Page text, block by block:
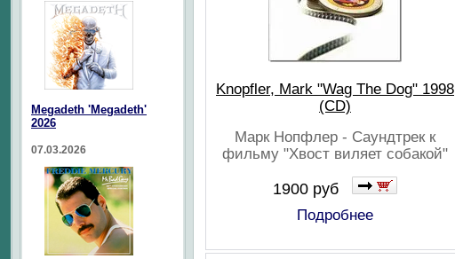
Knopfler, Mark "Wag The Dog" 1998
(CD)
Марк Нопфлер - Саундтрек к
фильму "Хвост виляет собакой"
1900 руб
Подробнее
Megadeth 'Megadeth'
2026
07.03.2026